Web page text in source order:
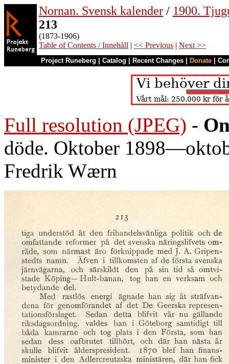
Nornan. Svensk kalender / 1900.
213
(1873-1906)
Table of Contents / Innehåll | << Previous | Next >>
Project Runeberg Catalog Recent Changes Donate
Full resolution (JPEG) -
döde. Oktober
Fredrik Wærn